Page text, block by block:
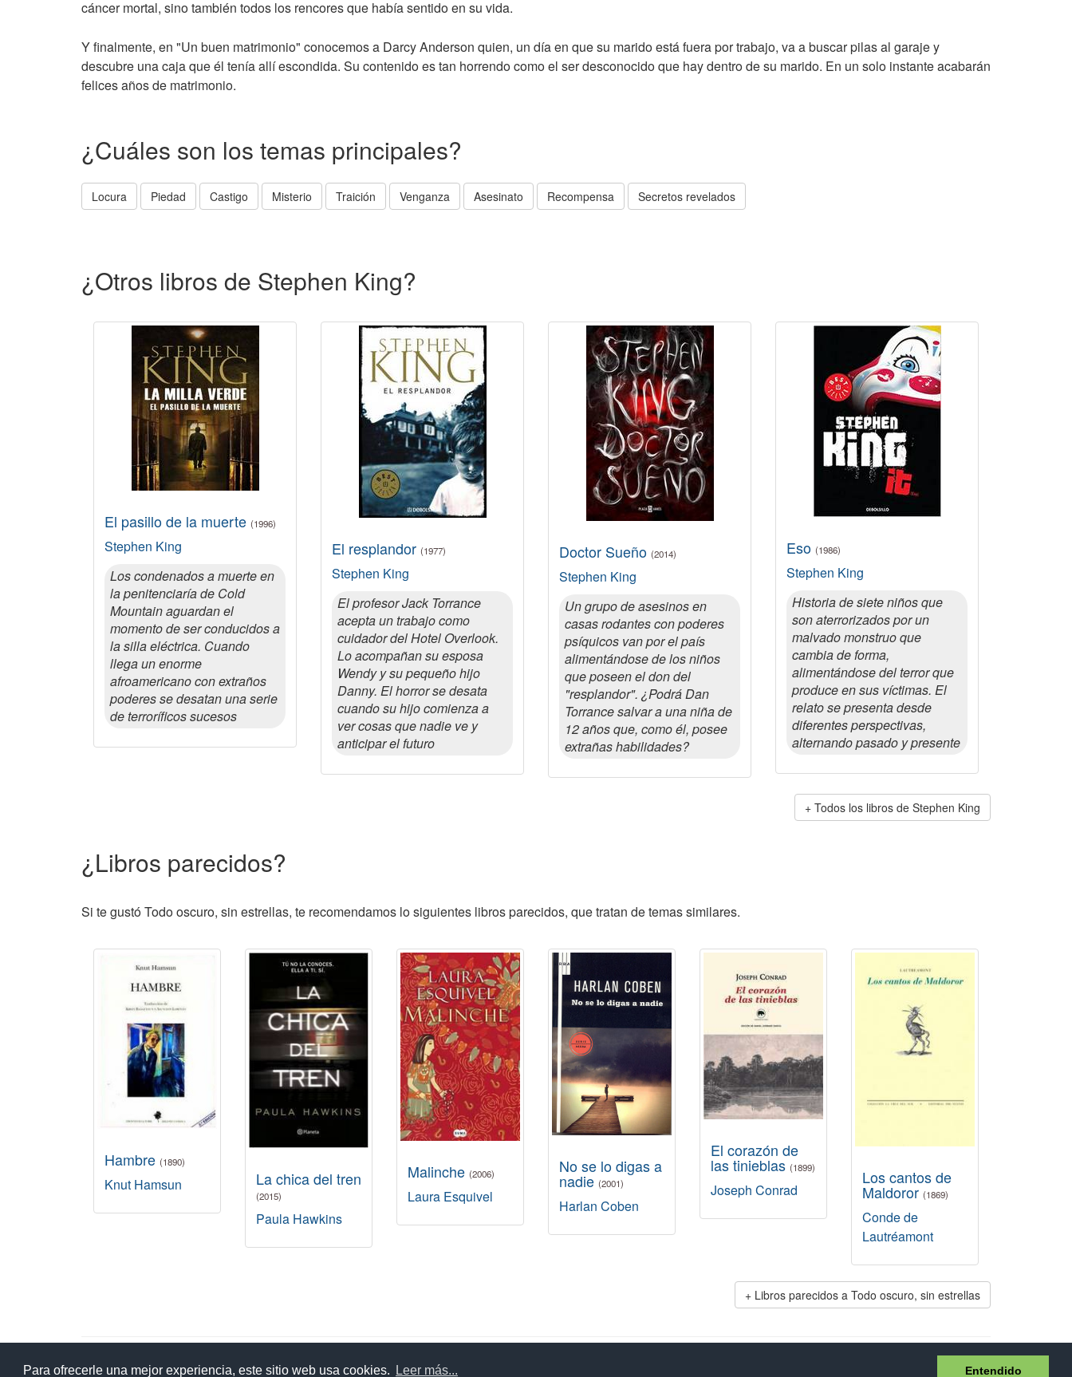
Para ofrecerle una mejor experiencia, este sitio web usa cookies. Leer más... Entendido
cáncer mortal, sino también todos los rencores que había sentido en su vida.
Y finalmente, en "Un buen matrimonio" conocemos a Darcy Anderson quien, un día en que su marido está fuera por trabajo, va a buscar pilas al garaje y
descubre una caja que él tenía allí escondida. Su contenido es tan horrendo como el ser desconocido que hay dentro de su marido. En un solo instante acabarán
felices años de matrimonio.
¿Cuáles son los temas principales?
Locura Piedad Castigo Misterio Traición Venganza Asesinato Recompensa Secretos revelados
¿Otros libros de Stephen King?
El pasillo de la muerte (1996)
Stephen King
Los condenados a muerte en
la penitenciaría de Cold
Mountain aguardan el
momento de ser conducidos a
la silla eléctrica. Cuando
llega un enorme
afroamericano con extraños
poderes se desatan una serie
de terroríficos sucesos
El resplandor (1977)
Stephen King
El profesor Jack Torrance
acepta un trabajo como
cuidador del Hotel Overlook.
Lo acompañan su esposa
Wendy y su pequeño hijo
Danny. El horror se desata
cuando su hijo comienza a
ver cosas que nadie ve y
anticipar el futuro
Doctor Sueño (2014)
Stephen King
Un grupo de asesinos en
casas rodantes con poderes
psíquicos van por el país
alimentándose de los niños
que poseen el don del
"resplandor". ¿Podrá Dan
Torrance salvar a una niña de
12 años que, como él, posee
extrañas habilidades?
Eso (1986)
Stephen King
Historia de siete niños que
son aterrorizados por un
malvado monstruo que
cambia de forma,
alimentándose del terror que
produce en sus víctimas. El
relato se presenta desde
diferentes perspectivas,
alternando pasado y presente
Todos los libros de Stephen King
¿Libros parecidos?
Si te gustó Todo oscuro, sin estrellas, te recomendamos lo siguientes libros parecidos, que tratan de temas similares.
Hambre (1890)
Knut Hamsun La chica del tren
(2015)
Paula Hawkins
Malinche (2006)
Laura Esquivel
No se lo digas a
nadie (2001)
Harlan Coben
El corazón de
las tinieblas (1899)
Joseph Conrad
Los cantos de
Maldoror (1869)
Conde de
Lautréamont
Libros parecidos a Todo oscuro, sin estrellas
Ayuda Aviso legal